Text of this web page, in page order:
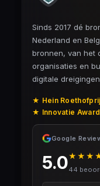
Sinds 2017 dé
Nederland en
bronnen, van het
organisaties en
digitale
★ Hein
★ Innovatie
Google
5.044